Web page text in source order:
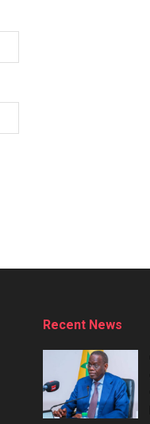
Recent News